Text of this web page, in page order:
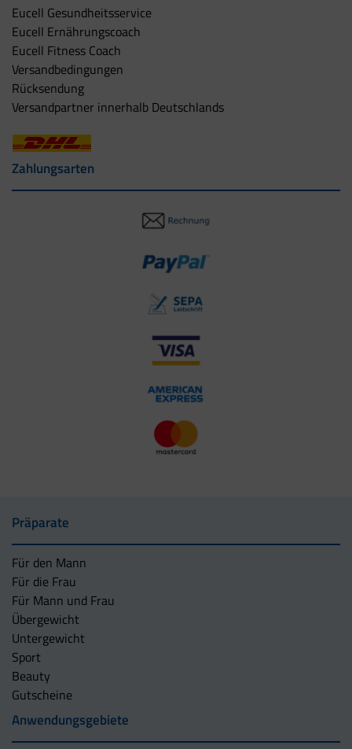
Eucell Gesundheitsservice
Eucell Ernährungscoach
Eucell Fitness Coach
Versandbedingungen
Rücksendung
Versandpartner innerhalb Deutschlands
Zahlungsarten
Präparate
Für den Mann
Für die Frau
Für Mann und Frau
Übergewicht
Untergewicht
Sport
Beauty
Gutscheine
Anwendungsgebiete